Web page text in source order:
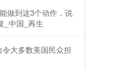
做到这3个动作，说
_中国_再生
大多数美国民众担